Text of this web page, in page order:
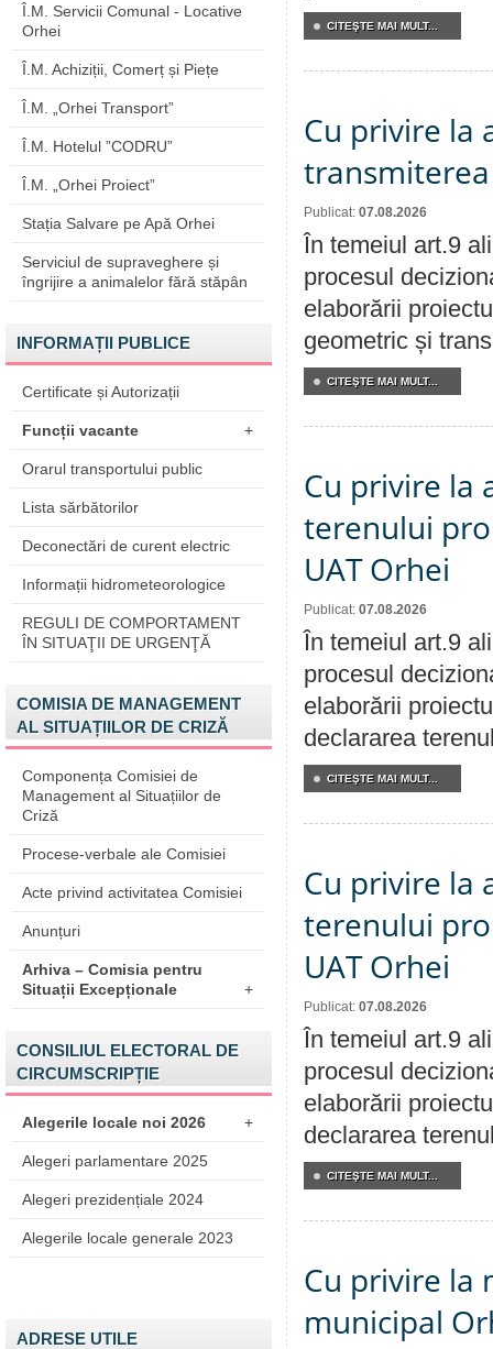
Î.M. Servicii Comunal - Locative
Orhei
Î.M. Achiziții, Comerț și Piețe
Î.M. „Orhei Transport”
Î.M. Hotelul ”CODRU”
Î.M. „Orhei Proiect”
Stația Salvare pe Apă Orhei
Serviciul de supraveghere și
îngrijire a animalelor fără stăpân
INFORMAȚII PUBLICE
Certificate și Autorizații
Funcții vacante +
Orarul transportului public
Lista sărbătorilor
Deconectări de curent electric
Informații hidrometeorologice
REGULI DE COMPORTAMENT
ÎN SITUAŢII DE URGENŢĂ
COMISIA DE MANAGEMENT
AL SITUAȚIILOR DE CRIZĂ
Componența Comisiei de
Management al Situațiilor de
Criză
Procese-verbale ale Comisiei
Acte privind activitatea Comisiei
Anunțuri
Arhiva – Comisia pentru
Situații Excepționale
+
CONSILIUL ELECTORAL DE
CIRCUMSCRIPȚIE
Alegerile locale noi 2026 +
Alegeri parlamentare 2025
Alegeri prezidențiale 2024
Alegerile locale generale 2023
ADRESE UTILE
CITEŞTE MAI MULT...
Cu privire la
Publicat: 07.08.2026
În temeiul art.9
procesul
elaborării
geometric și
CITEŞTE MAI MULT...
Cu privire la
terenului
UAT Orhei
Publicat: 07.08.2026
În temeiul art.9
procesul
elaborării
declararea
CITEŞTE MAI MULT...
Cu privire la
terenului
UAT Orhei
Publicat: 07.08.2026
În temeiul art.9
procesul
elaborării
declararea
CITEŞTE MAI MULT...
Cu privire la
municipal